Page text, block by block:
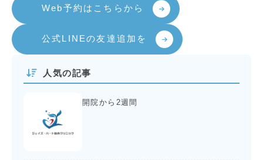
Web予約はこちらから
公式LINEの友達追加を
人気の記事
開院から2週間